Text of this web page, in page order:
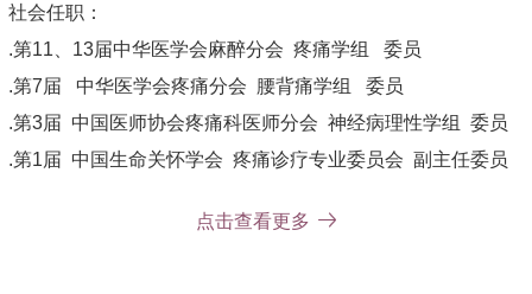
社会任职：
.第11、13届中华医学会麻醉分会 疼痛学组 委员
.第7届 中华医学会疼痛分会 腰背痛学组 委员
.第3届 中国医师协会疼痛科医师分会 神经病理性学组 委员
.第1届 中国生命关怀学会 疼痛诊疗专业委员会 副主任委员
.第1届 广东省健康管理学会 心身医学专委会 副主任委员
点击查看更多